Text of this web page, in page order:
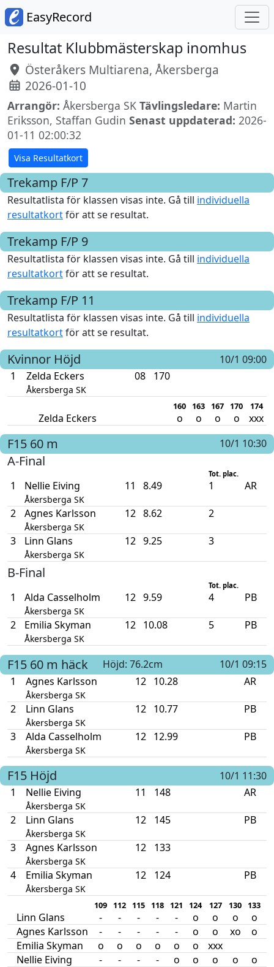
EasyRecord
Resultat Klubbmästerskap inomhus
Österåkers Multiarena, Åkersberga
2026-01-10
Arrangör: Åkersberga SK Tävlingsledare: Martin
Eriksson, Staffan Gudin Senast uppdaterad: 2026-
01-11 02:00:32
Visa Resultatkort
Trekamp F/P 7
Resultatlista för klassen visas inte. Gå till individuella
resultatkortför att se resultat.
Trekamp F/P 9
Resultatlista för klassen visas inte. Gå till individuella
resultatkortför att se resultat.
Trekamp F/P 11
Resultatlista för klassen visas inte. Gå till individuella
resultatkortför att se resultat.
Kvinnor Höjd
10/1 09:00
1
Zelda Eckers
Åkersberga SK
08 170
160 163 167 170 174
Zelda Eckers o o o o xxx
F15 60 m 10/1 10:30
A-Final
Tot. plac.
1 Nellie Eiving
Åkersberga SK
11 8.49 1 AR
2 Agnes Karlsson
Åkersberga SK
12 8.62 2
3 Linn Glans
Åkersberga SK
12 9.25 3
B-Final
Tot. plac.
1 Alda Casselholm
Åkersberga SK
12 9.59 4 PB
2 Emilia Skyman
Åkersberga SK
12 10.08 5 PB
F15 60 m häck Höjd: 76.2cm
10/1 09:15
1
Agnes Karlsson
Åkersberga SK
12 10.28 AR
2 Linn Glans
Åkersberga SK
12 10.77 PB
3 Alda Casselholm
Åkersberga SK
12 12.99 PB
F15 Höjd
10/1 11:30
1
Nellie Eiving
Åkersberga SK
11 148 AR
2 Linn Glans
Åkersberga SK
12 145 PB
3 Agnes Karlsson
Åkersberga SK
12 133
4 Emilia Skyman
Åkersberga SK
12 124 PB
109 112 115 118 121 124 127 130 133
Linn Glans - - - - - o o o o
Agnes Karlsson
- - - - - o o xo o
Emilia Skyman
o o o o o o
xxx
Nellie Eiving
- - - - o o o o o